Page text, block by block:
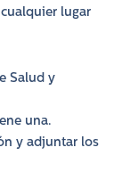
lugar
Salud y
una.
y adjuntar los